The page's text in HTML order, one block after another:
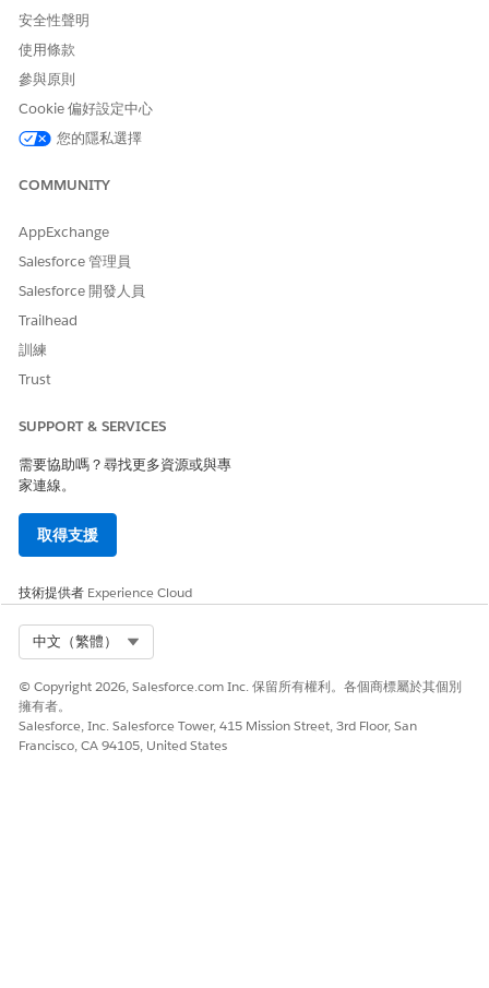
安全性聲明
使用條款
參與原則
Cookie 偏好設定中心
您的隱私選擇
COMMUNITY
AppExchange
Salesforce 管理員
Salesforce 開發人員
Trailhead
訓練
Trust
SUPPORT & SERVICES
需要協助嗎？尋找更多資源或與專
家連線。
取得支援
技術提供者 Experience Cloud
中文（繁體）
© Copyright 2026, Salesforce.com Inc. 保留所有權利。各個商標屬於其個別
擁有者。
Salesforce, Inc. Salesforce Tower, 415 Mission Street, 3rd Floor, San
Francisco, CA 94105, United States